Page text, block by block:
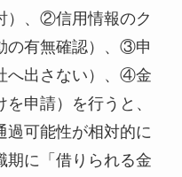
）、②信用情報のク
の有無確認）、③申
へ出さない）、④金
申請）を行うと、
過可能性が相対的に
期に「借りられる金